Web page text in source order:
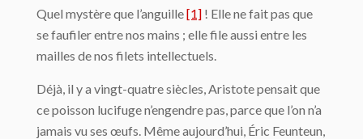
Quel mystère que l’anguille[1] ! Elle ne fait pas que
se faufiler entre nos mains ; elle file aussi entre les
mailles de nos filets intellectuels.
Déjà, il y a vingt-quatre siècles, Aristote pensait que
ce poisson lucifuge n’engendre pas, parce que l’on n’a
jamais vu ses œufs. Même aujourd’hui, Éric Feunteun,